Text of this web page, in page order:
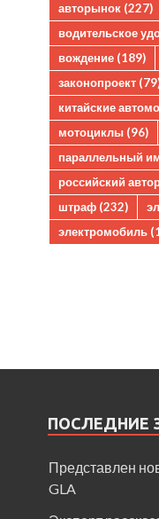
авторынок (227)
водительское
вождение (189)
законопроект
китайские
мотоциклы (96)
параллельный
российский
штраф (232)
электромобиль
ПОСЛЕДНИЕ
Представлен
GLA